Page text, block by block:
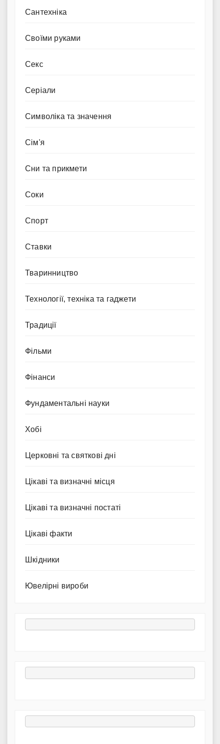
Сантехніка
Своїми руками
Секс
Серіали
Символіка та значення
Сім'я
Сни та прикмети
Соки
Спорт
Ставки
Тваринництво
Технології, техніка та гаджети
Традиції
Фільми
Фінанси
Фундаментальні науки
Хобі
Церковні та святкові дні
Цікаві та визначні місця
Цікаві та визначні постаті
Цікаві факти
Шкідники
Ювелірні вироби